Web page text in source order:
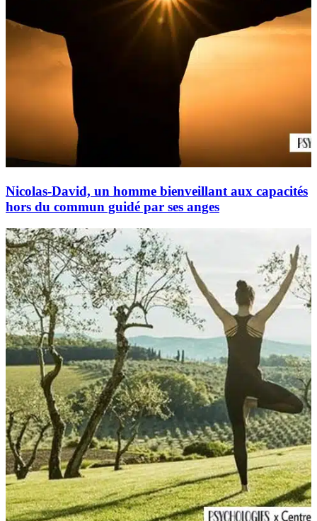
Nicolas-David, un homme bienveillant aux capacités
hors du commun guidé par ses anges